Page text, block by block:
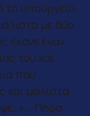
το υπουργείο
με δύο
έκανε έναν
του και
που
και μάλιστα
«… Πήρα